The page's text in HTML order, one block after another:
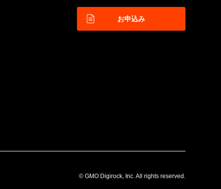
お申込み
© GMO Digirock, Inc. All rights reserved.